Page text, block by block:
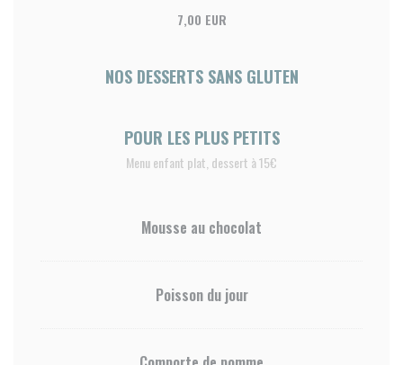
7,00 EUR
NOS DESSERTS SANS GLUTEN
POUR LES PLUS PETITS
Menu enfant plat, dessert à 15€
Mousse au chocolat
Poisson du jour